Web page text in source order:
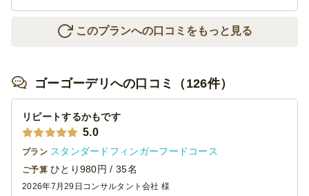
このプランへの口コミをもっと見る
ゴーゴーデリへの口コミ（126件）
リピートするかもです
5.0
プラン スタンダードフィンガーフードコース
ご予算 ひとり980円 / 35名
2026年7月29日 コンサルタント会社 様